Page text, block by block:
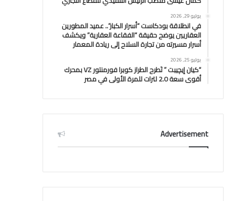
يوليو 29, 2026
في انطلاقة بودكاست “أسرار الكبار”.. عميد المطورين
العقاريين يوضح حقيقة “الفقاعة العقارية” ويكشف
أسرار مسيرته من تجارة السلاح إلى ريادة المعمار
يوليو 25, 2026
“كيان إيچيبت ” تَطرح الطراز كوبرا فورمنتور VZ بمحرك
أقوى سعة 2.0 لترات للمرة الأولى في مصر
Advertisement